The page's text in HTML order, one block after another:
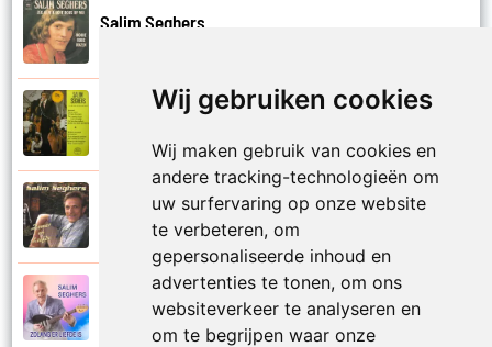
Wij gebruiken cookies
Wij maken gebruik van cookies en
andere tracking-technologieën om
uw surfervaring op onze website
te verbeteren, om
gepersonaliseerde inhoud en
advertenties te tonen, om ons
websiteverkeer te analyseren en
om te begrijpen waar onze
Salim Seghers
Salim Seghers
Salim Seghers
Zeven nachten geef ik jou
Salim Seghers
Zolang er liefde is